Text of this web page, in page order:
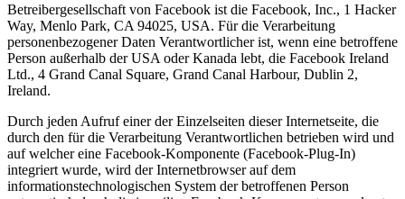
Betreibergesellschaft von Facebook ist die Facebook, Inc., 1 Hacker
Way, Menlo Park, CA 94025, USA. Für die Verarbeitung
personenbezogener Daten Verantwortlicher ist, wenn eine betroffene
Person außerhalb der USA oder Kanada lebt, die Facebook Ireland
Ltd., 4 Grand Canal Square, Grand Canal Harbour, Dublin 2,
Ireland.
Durch jeden Aufruf einer der Einzelseiten dieser Internetseite, die
durch den für die Verarbeitung Verantwortlichen betrieben wird und
auf welcher eine Facebook-Komponente (Facebook-Plug-In)
integriert wurde, wird der Internetbrowser auf dem
informationstechnologischen System der betroffenen Person